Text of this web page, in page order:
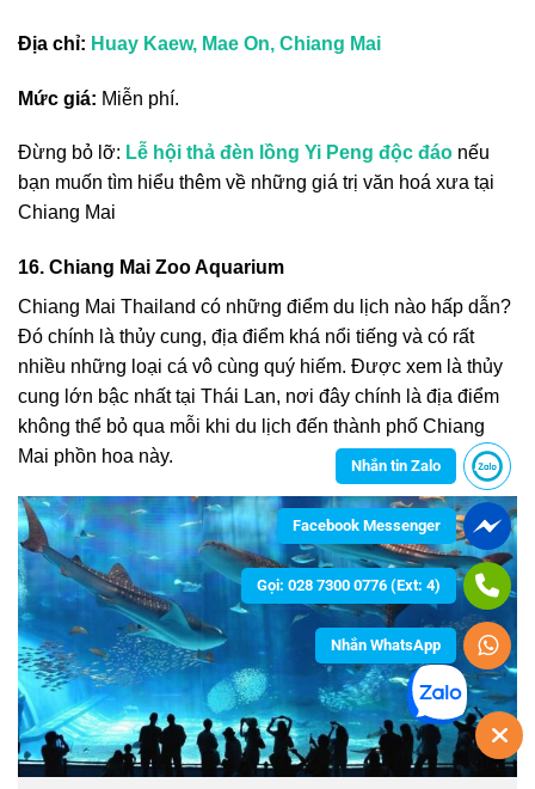
Địa chỉ: Huay Kaew, Mae On, Chiang Mai
Mức giá: Miễn phí.
Đừng bỏ lỡ: Lễ hội thả đèn lồng Yi Peng độc đáo nếu
bạn muốn tìm hiểu thêm về những giá trị văn hoá xưa tại
Chiang Mai
16. Chiang Mai Zoo Aquarium
Chiang Mai Thailand có những điểm du lịch nào hấp dẫn?
Đó chính là thủy cung, địa điểm khá nổi tiếng và có rất
nhiều những loại cá vô cùng quý hiếm. Được xem là thủy
cung lớn bậc nhất tại Thái Lan, nơi đây chính là địa điểm
không thể bỏ qua mỗi khi du lịch đến thành phố Chiang
Mai phồn hoa này.
Nhắn tin Zalo
Facebook Messenger
Gọi: 028 7300 0776 (Ext: 4)
Nhắn WhatsApp